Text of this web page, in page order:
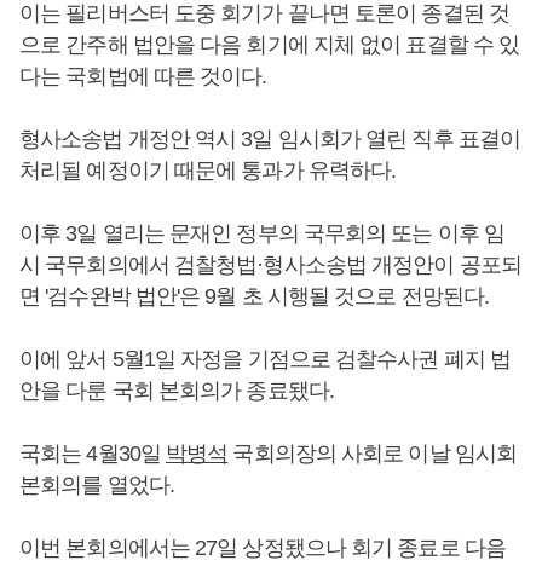
이는 필리버스터 도중 회기가 끝나면 토론이 종결된 것
으로 간주해 법안을 다음 회기에 지체 없이 표결할 수 있
다는 국회법에 따른 것이다.
형사소송법 개정안 역시 3일 임시회가 열린 직후 표결이
처리될 예정이기 때문에 통과가 유력하다.
이후 3일 열리는 문재인 정부의 국무회의 또는 이후 임
시 국무회의에서 검찰청법·형사소송법 개정안이 공포되
면 '검수완박 법안'은 9월 초 시행될 것으로 전망된다.
이에 앞서 5월1일 자정을 기점으로 검찰수사권 폐지 법
안을 다룬 국회 본회의가 종료됐다.
국회는 4월30일 박병석 국회의장의 사회로 이날 임시회
본회의를 열었다.
이번 본회의에서는 27일 상정됐으나 회기 종료로 다음